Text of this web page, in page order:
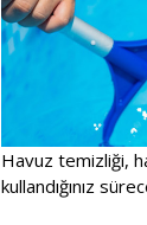
Havuz temizliği,
kullandığınız